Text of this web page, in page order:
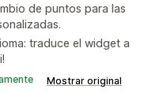
de puntos para las
traduce el widget a
Mostrar original